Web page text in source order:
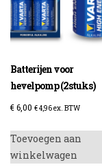
Batterijen voor
hevelpomp (2stuks)
€6,00 €4,96ex. BTW
Toevoegen aan
winkelwagen